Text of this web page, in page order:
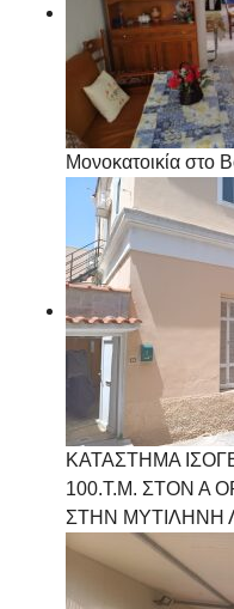
Μονοκατοικία στο
ΚΑΤΑΣΤΗΜΑ
100.Τ.Μ. ΣΤΟΝ Α
ΣΤΗΝ ΜΥΤΙΛΗΝΗ